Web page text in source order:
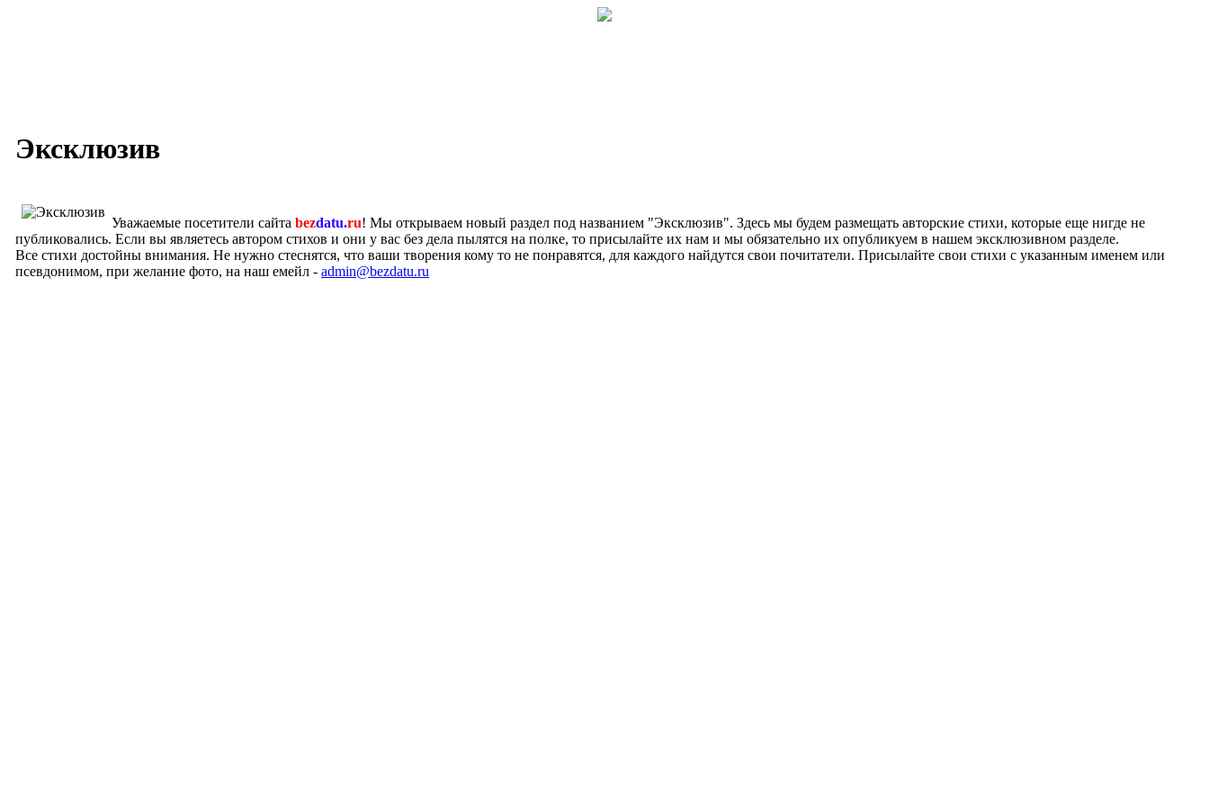
Эксклюзив
Уважаемые посетители сайта bezdatu.ru! Мы открываем новый раздел под названием "Эксклюзив". Здесь мы будем размещать авторские стихи, которые еще нигде не
публиковались. Если вы являетесь автором стихов и они у вас без дела пылятся на полке, то присылайте их нам и мы обязательно их опубликуем в нашем эксклюзивном разделе.
Все стихи достойны внимания. Не нужно стеснятся, что ваши творения кому то не понравятся, для каждого найдутся свои почитатели. Присылайте свои стихи с указанным именем или
псевдонимом, при желание фото, на наш емейл - admin@bezdatu.ru